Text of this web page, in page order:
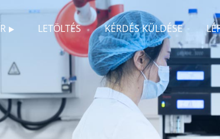
LETÖLTÉS KÉRDÉS KÜLDÉSE